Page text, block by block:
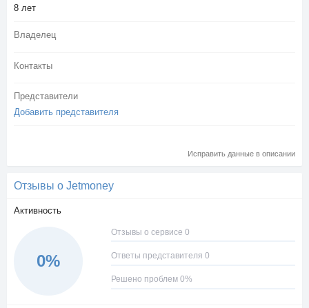
8 лет
Владелец
Контакты
Представители
Добавить представителя
Исправить данные в описании
Отзывы о Jetmoney
Активность
0%
Отзывы о сервисе 0
Ответы представителя 0
Решено проблем 0%